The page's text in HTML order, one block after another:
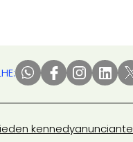
kennedyanunciante